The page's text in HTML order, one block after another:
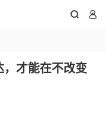
 
才能在不改变